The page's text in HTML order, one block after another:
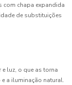
com chapa expandida
de substituições
luz, o que as torna
a iluminação natural.